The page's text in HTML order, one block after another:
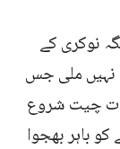
نوکری کے
نہیں ملی جس
چیت شروع
باہر بھجوا